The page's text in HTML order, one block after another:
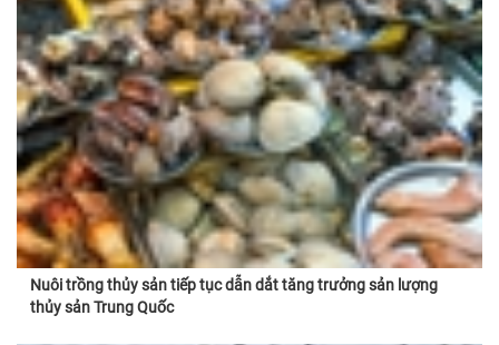
Nuôi trồng thủy sản tiếp tục dẫn dắt tăng trưởng sản lượng
thủy sản Trung Quốc